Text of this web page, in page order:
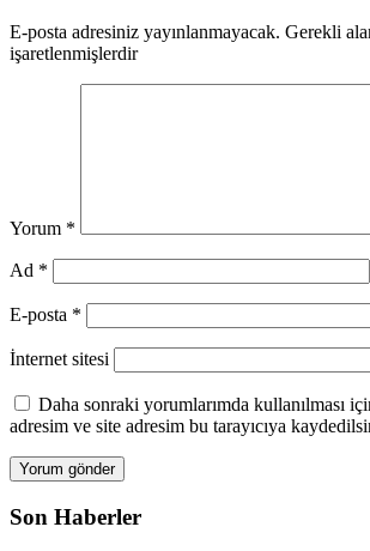
E-posta adresiniz yayınlanmayacak. Gerekli
işaretlenmişlerdir
Yorum *
Ad *
E-posta *
İnternet sitesi
Daha sonraki yorumlarımda kullanılması
adresim ve site adresim bu tarayıcıya
Son Haberler